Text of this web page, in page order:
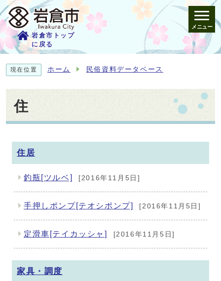
岩倉市トップ
に戻る
メニュー
現在位置 ホーム 民俗資料データベース
住
メインメニュー
住居
釣瓶[ツルベ] [2016年11月5日]
手押しポンプ[テオシポンプ] [2016年11月5日]
定滑車[テイカッシャ] [2016年11月5日]
家具・調度